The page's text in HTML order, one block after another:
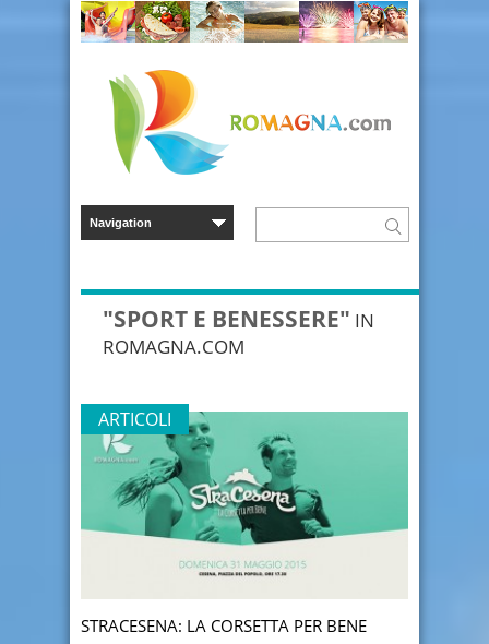
"SPORT E BENESSERE" IN
ROMAGNA.COM
ARTICOLI
STRACESENA: LA CORSETTA PER BENE